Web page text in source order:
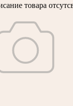
товара